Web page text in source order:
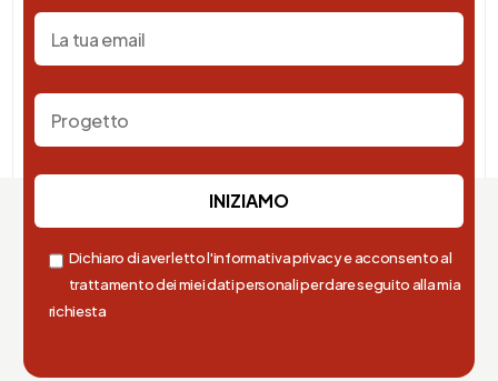
Dichiaro di aver letto l'informativa privacy e acconsento al
trattamento dei miei dati personali per dare seguito alla mia
richiesta